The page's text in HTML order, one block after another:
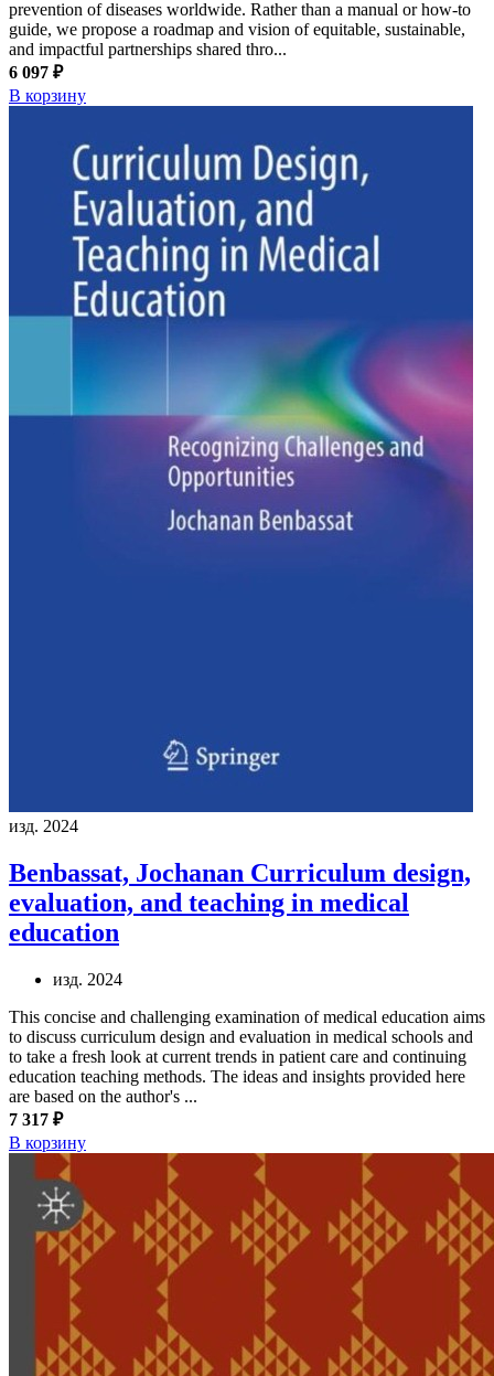
prevention of diseases worldwide. Rather than a manual or how-to
guide, we propose a roadmap and vision of equitable, sustainable,
and impactful partnerships shared thro...
6 097 ₽
В корзину
изд. 2024
Benbassat, Jochanan Curriculum design,
evaluation, and teaching in medical
education
изд. 2024
This concise and challenging examination of medical education aims
to discuss curriculum design and evaluation in medical schools and
to take a fresh look at current trends in patient care and continuing
education teaching methods. The ideas and insights provided here
are based on the author's ...
7 317 ₽
В корзину